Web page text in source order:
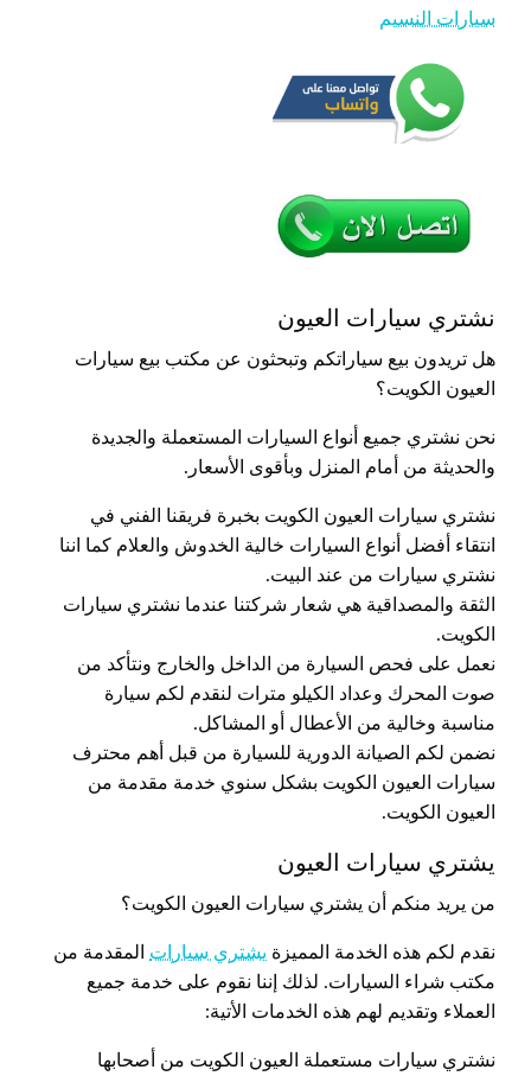
سيارات النسيم
نشتري سيارات العيون
هل تريدون بيع سياراتكم وتبحثون عن مكتب بيع سيارات
العيون الكويت؟
نحن نشتري جميع أنواع السيارات المستعملة والجديدة
والحديثة من أمام المنزل وبأقوى الأسعار.
نشتري سيارات العيون الكويت بخبرة فريقنا الفني في
انتقاء أفضل أنواع السيارات خالية الخدوش والعلام كما اننا
نشتري سيارات من عند البيت.
الثقة والمصداقية هي شعار شركتنا عندما نشتري سيارات
الكويت.
نعمل على فحص السيارة من الداخل والخارج ونتأكد من
صوت المحرك وعداد الكيلو مترات لنقدم لكم سيارة
مناسبة وخالية من الأعطال أو المشاكل.
نضمن لكم الصيانة الدورية للسيارة من قبل أهم محترف
سيارات العيون الكويت بشكل سنوي خدمة مقدمة من
العيون الكويت.
يشتري سيارات العيون
من يريد منكم أن يشتري سيارات العيون الكويت؟
نقدم لكم هذه الخدمة المميزة يشتري سيارات المقدمة من
مكتب شراء السيارات. لذلك إننا نقوم على خدمة جميع
العملاء وتقديم لهم هذه الخدمات الأتية:
نشتري سيارات مستعملة العيون الكويت من أصحابها